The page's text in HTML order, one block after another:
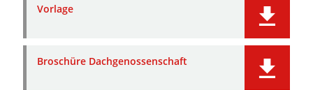
Vorlage
Broschüre Dachgenossenschaft